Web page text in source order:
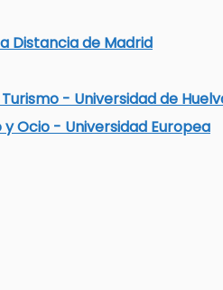
Distancia de Madrid
- Universidad de
Ocio - Universidad Europea